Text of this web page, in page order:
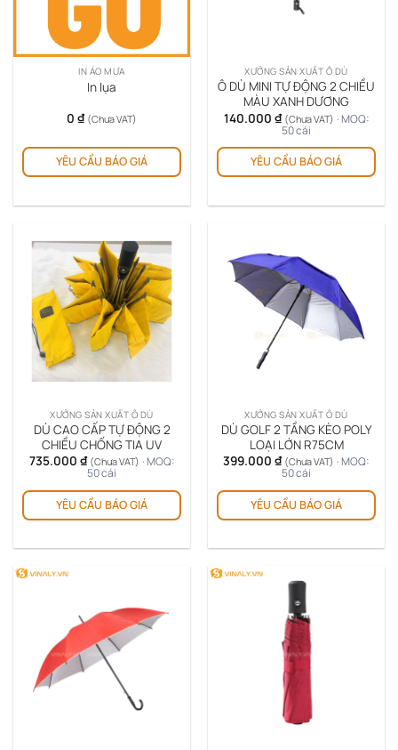
IN ÁO MƯA
In lụa
0 ₫ (Chưa VAT)
YÊU CẦU BÁO GIÁ
XƯỞNG SẢN XUẤT Ô DÙ
Ô DÙ MINI TỰ ĐỘNG 2 CHIỀU
MÀU XANH DƯƠNG
140.000 ₫ (Chưa VAT) · MOQ:
50 cái
YÊU CẦU BÁO GIÁ
XƯỞNG SẢN XUẤT Ô DÙ
DÙ CAO CẤP TỰ ĐỘNG 2
CHIỀU CHỐNG TIA UV
735.000 ₫ (Chưa VAT) · MOQ:
50 cái
YÊU CẦU BÁO GIÁ
XƯỞNG SẢN XUẤT Ô DÙ
DÙ GOLF 2 TẦNG KÈO POLY
LOẠI LỚN R75CM
399.000 ₫ (Chưa VAT) · MOQ:
50 cái
YÊU CẦU BÁO GIÁ